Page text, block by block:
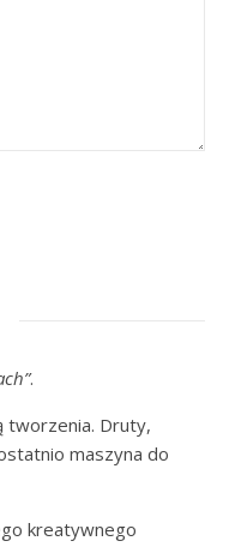
.
tworzenia. Druty,
maszyna do
kreatywnego